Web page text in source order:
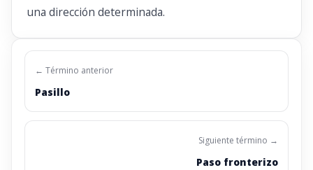
una dirección determinada.
← Término anterior
Pasillo
Siguiente término →
Paso fronterizo